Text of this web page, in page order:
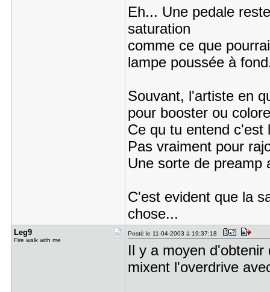
Eh... Une pedale
saturation
comme ce que
lampe poussée à
Souvant, l'artiste en
pour booster ou
Ce qu tu entend c'est
Pas vraiment pour
Une sorte de preamp
C'est evident que la
chose...
Leg9
Fire walk with me
Posté le 11-04-2003 à 19:37:18
Il y a moyen
mixent l'overdrive